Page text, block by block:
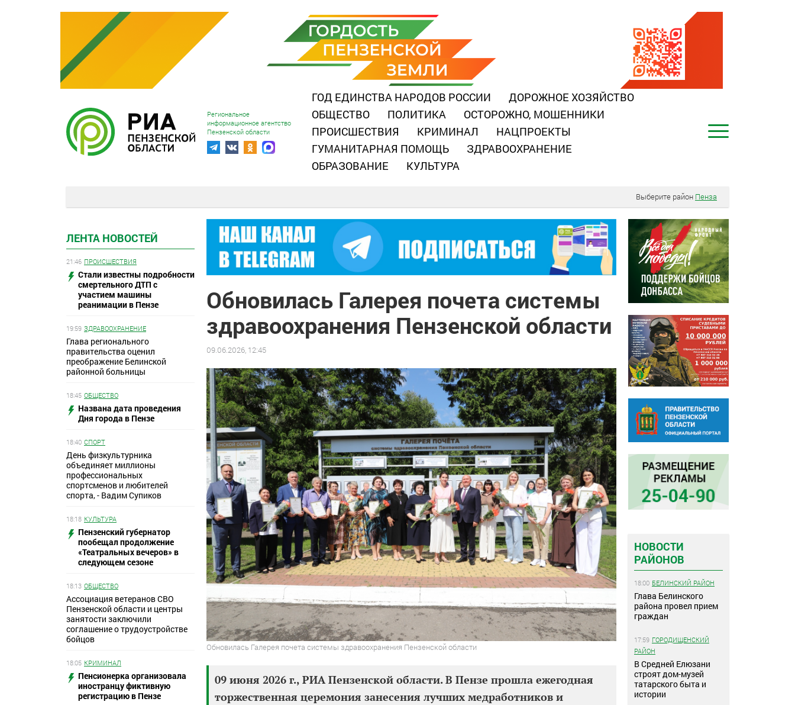
Региональное
информационное агентство
Пензенской области
ГОД ЕДИНСТВА НАРОДОВ РОССИИ
ДОРОЖНОЕ ХОЗЯЙСТВО
ОБЩЕСТВО
ПОЛИТИКА
ОСТОРОЖНО, МОШЕННИКИ
ПРОИСШЕСТВИЯ
КРИМИНАЛ
НАЦПРОЕКТЫ
ГУМАНИТАРНАЯ ПОМОЩЬ
ЗДРАВООХРАНЕНИЕ
ОБРАЗОВАНИЕ
КУЛЬТУРА
Выберите район Пенза
ЛЕНТА НОВОСТЕЙ
21:46 ПРОИСШЕСТВИЯ
Стали известны подробности
смертельного ДТП с
участием машины
реанимации в Пензе
19:59 ЗДРАВООХРАНЕНИЕ
Глава регионального
правительства оценил
преображение Белинской
районной больницы
18:45 ОБЩЕСТВО
Названа дата проведения
Дня города в Пензе
18:40 СПОРТ
День физкультурника
объединяет миллионы
профессиональных
спортсменов и любителей
спорта, - Вадим Супиков
18:18 КУЛЬТУРА
Пензенский губернатор
пообещал продолжение
«Театральных вечеров» в
следующем сезоне
18:13 ОБЩЕСТВО
Ассоциация ветеранов СВО
Пензенской области и центры
занятости заключили
соглашение о трудоустройстве
бойцов
18:05 КРИМИНАЛ
Пенсионерка организовала
иностранцу фиктивную
регистрацию в Пензе
Обновилась Галерея почета системы
здравоохранения Пензенской области
09.06.2026, 12:45
Обновилась Галерея почета системы здравоохранения Пензенской области
09 июня 2026 г., РИА Пензенской области. В Пензе прошла ежегодная
торжественная церемония занесения лучших медработников и
НОВОСТИ
РАЙОНОВ
18:00 БЕЛИНСКИЙ РАЙОН
Глава Белинского
района провел прием
граждан
17:59 ГОРОДИЩЕНСКИЙ
РАЙОН
В Средней Елюзани
строят дом-музей
татарского быта и
истории